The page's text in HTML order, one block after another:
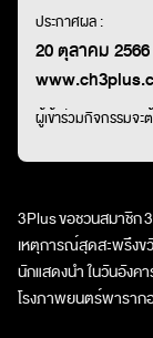
3Plusขอชวนสมาชิก
เหตุการณ์สุดสะพรึง
นักแสดงนำ ในวันอังค
โรงภาพยนตร์พาราก
ประกาศผล :
20 ตุลาคม 2566
ผู้เข้าร่วมกิจกรรมจะ